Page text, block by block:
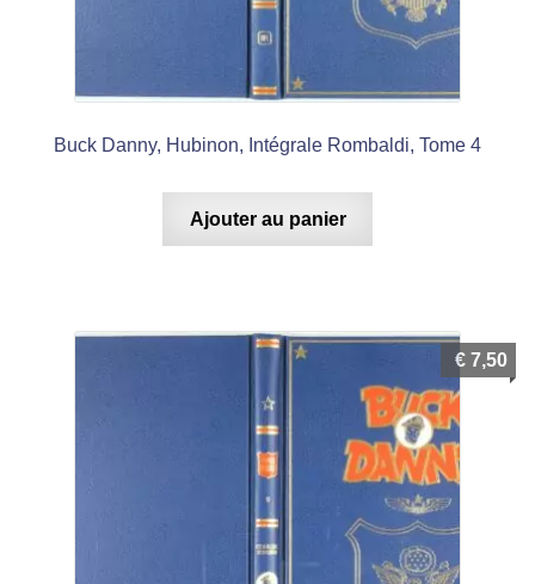
Buck Danny, Hubinon, Intégrale Rombaldi, Tome 4
Ajouter au panier
€ 7,50